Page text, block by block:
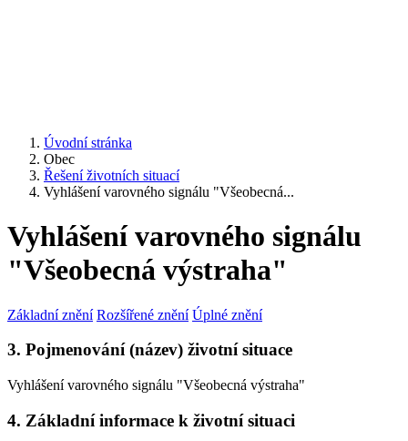
Úvodní stránka
Obec
Řešení životních situací
Vyhlášení varovného signálu "Všeobecná...
Vyhlášení varovného signálu
"Všeobecná výstraha"
Základní znění Rozšířené znění Úplné znění
3. Pojmenování (název) životní situace
Vyhlášení varovného signálu "Všeobecná výstraha"
4. Základní informace k životní situaci